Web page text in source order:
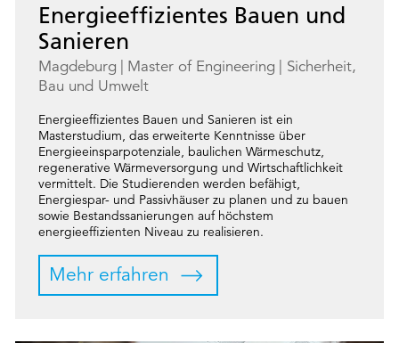
Energieeffizientes Bauen und
Sanieren
Magdeburg Master of Engineering
Sicherheit,
Bau und Umwelt
Energieeffizientes Bauen und Sanieren ist ein
Masterstudium, das erweiterte Kenntnisse über
Energieeinsparpotenziale, baulichen Wärmeschutz,
regenerative Wärmeversorgung und Wirtschaftlichkeit
vermittelt. Die Studierenden werden befähigt,
Energiespar- und Passivhäuser zu planen und zu bauen
sowie Bestandssanierungen auf höchstem
energieeffizienten Niveau zu realisieren.
Mehr erfahren